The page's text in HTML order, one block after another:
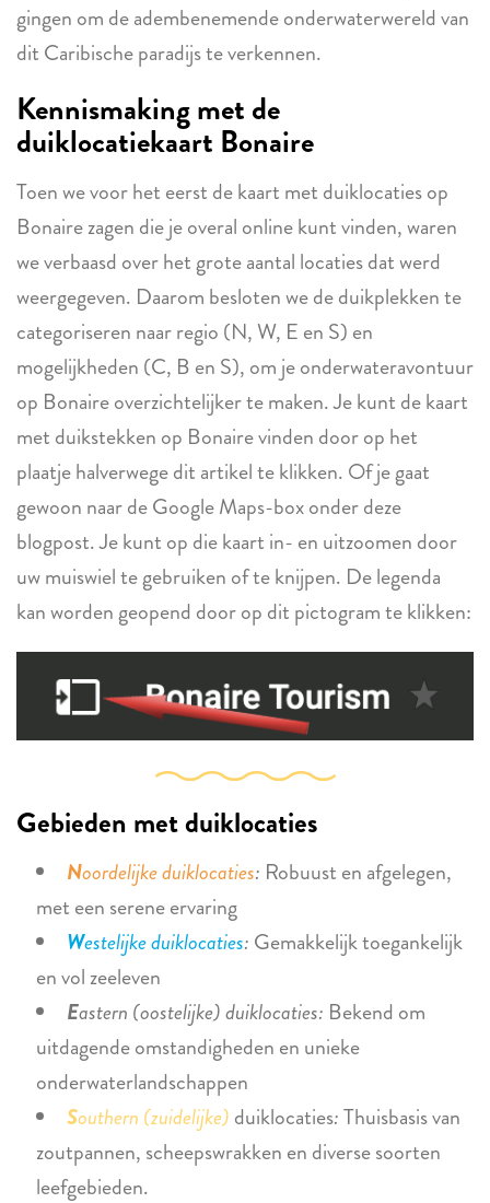
gingen om de adembenemende onderwaterwereld van
dit Caribische paradijs te verkennen.
Kennismaking met de
duiklocatiekaart Bonaire
Toen we voor het eerst de kaart met duiklocaties op
Bonaire zagen die je overal online kunt vinden, waren
we verbaasd over het grote aantal locaties dat werd
weergegeven. Daarom besloten we de duikplekken te
categoriseren naar regio (N, W, E en S) en
mogelijkheden (C, B en S), om je onderwateravontuur
op Bonaire overzichtelijker te maken. Je kunt de kaart
met duikstekken op Bonaire vinden door op het
plaatje halverwege dit artikel te klikken. Of je gaat
gewoon naar de Google Maps-box onder deze
blogpost. Je kunt op die kaart in- en uitzoomen door
uw muiswiel te gebruiken of te knijpen. De legenda
kan worden geopend door op dit pictogram te klikken:
Gebieden met duiklocaties
Noordelijkeduiklocaties: Robuust en afgelegen,
met een serene ervaring
Westelijke duiklocaties: Gemakkelijk toegankelijk
en vol zeeleven
Eastern (oostelijke) duiklocaties: Bekend om
uitdagende omstandigheden en unieke
onderwaterlandschappen
Southern (zuidelijke) duiklocaties:Thuisbasis van
zoutpannen, scheepswrakken en diverse soorten
leefgebieden.